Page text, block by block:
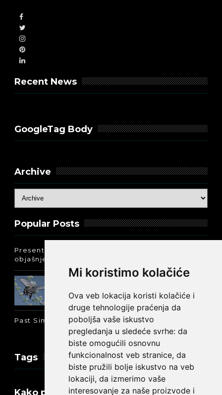
Mi koristimo kolačiće
Ova veb lokacija koristi kolačiće i
druge tehnologije praćenja da
poboljša vaše iskustvo
pregledanja u sledeće svrhe: da
biste omogućili osnovnu
funkcionalnost veb stranice, da
biste pružili bolje iskustvo na veb
lokaciji, da izmerimo vaše
interesovanje za naše proizvode i
Recent News
GoogleTag Body
Archive
Popular Posts
Present Perfect Simple - najjednostavnije
objašnjenje :-)
Past Simple i Past Continuous - razlika
Tags
Kako promeniti tekst na engleskom?